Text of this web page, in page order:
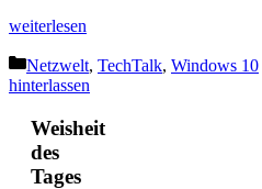
weiterlesen
Kategorien
Netzwelt, TechTalk, Windows 10
hinterlassen
Weisheit
des
Tages